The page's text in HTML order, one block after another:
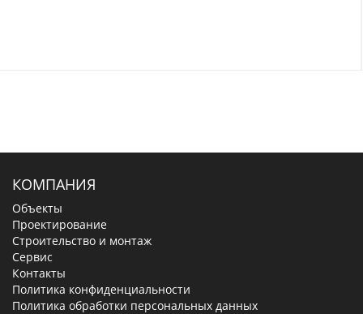
КОМПАНИЯ
Объекты
Проектирование
Строительство и монтаж
Сервис
Контакты
Политика конфиденциальности
Политика обработки персональных данных